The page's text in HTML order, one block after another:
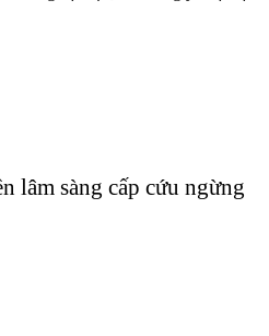
lâm sàng cấp cứu ngừng